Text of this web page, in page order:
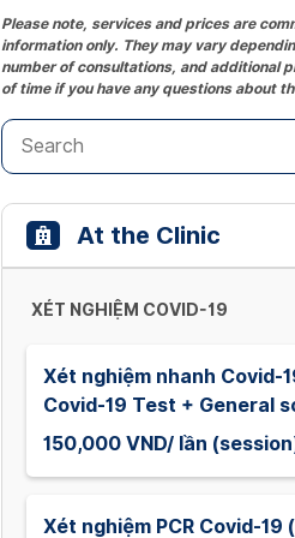
Please note, services and prices are
information only. They may vary
number of consultations, and additional
of time if you have any questions about
At the Clinic
XÉT NGHIỆM COVID-19
Xét nghiệm nhanh Covid-
Covid-19 Test + General
150,000 VND/ lần
Xét nghiệm PCR Covid-19